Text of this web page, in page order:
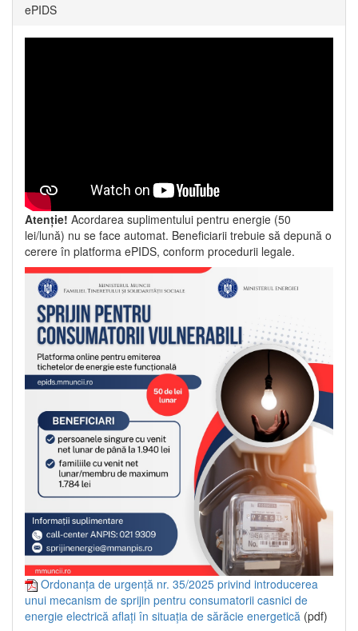
ePIDS
Atenție! Acordarea suplimentului pentru energie (50
lei/lună) nu se face automat. Beneficiarii trebuie să depună o
cerere în platforma ePIDS, conform procedurii legale.
Ordonanța de urgență nr. 35/2025 privind introducerea
unui mecanism de sprijin pentru consumatorii casnici de
energie electrică aflați în situația de sărăcie energetică (pdf)